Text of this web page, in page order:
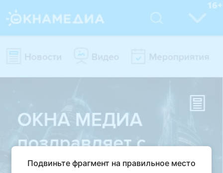
Подвиньте фрагмент на правильное место